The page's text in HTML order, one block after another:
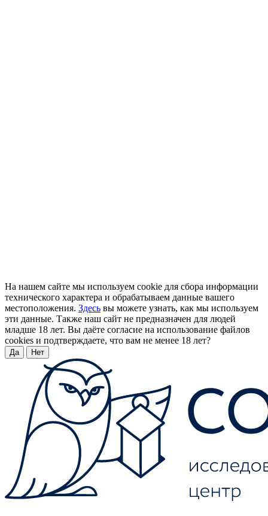
На нашем сайте мы используем cookie для сбора информации
технического характера и обрабатываем данные вашего
местоположения. Здесь вы можете узнать, как мы используем
эти данные. Также наш сайт не предназначен для людей
младше 18 лет. Вы даёте согласие на использование файлов
cookies и подтверждаете, что вам не менее 18 лет?
Да Нет